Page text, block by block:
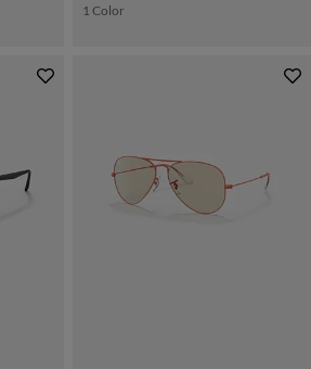
1 Color